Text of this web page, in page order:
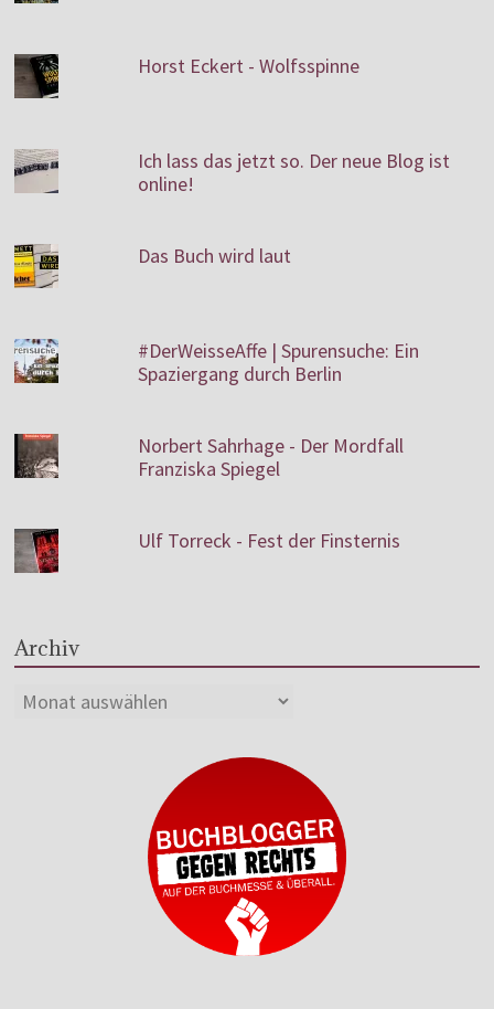
Horst Eckert - Wolfsspinne
Ich lass das jetzt so. Der neue Blog ist
online!
Das Buch wird laut
#DerWeisseAffe | Spurensuche: Ein
Spaziergang durch Berlin
Norbert Sahrhage - Der Mordfall
Franziska Spiegel
Ulf Torreck - Fest der Finsternis
Archiv